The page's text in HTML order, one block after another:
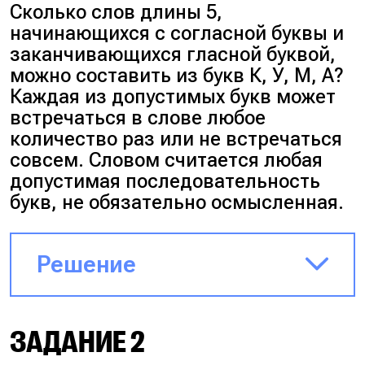
Сколько слов длины 5,
начинающихся с согласной буквы и
заканчивающихся гласной буквой,
можно составить из букв К, У, М, А?
Каждая из допустимых букв может
встречаться в слове любое
количество раз или не встречаться
совсем. Словом считается любая
допустимая последовательность
букв, не обязательно осмысленная.
Решение
У) и 2 согласные буквы (К, М).
ЗАДАНИЕ 2